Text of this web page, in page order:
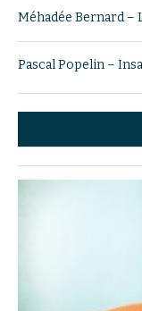
Méhadée Bernard –
Pascal Popelin –